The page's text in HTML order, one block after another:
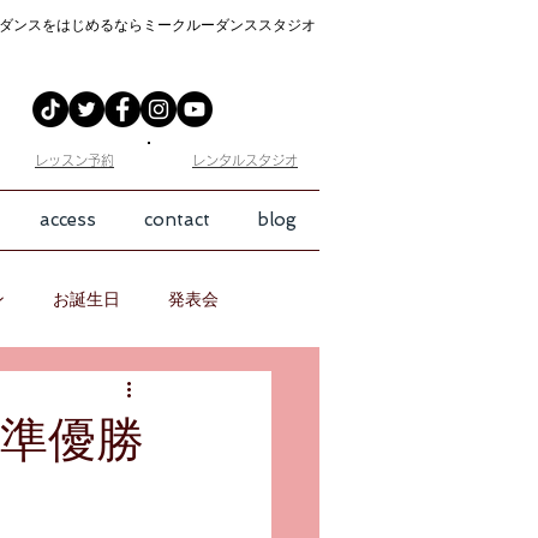
ンスをはじめるなら ミークルーダンススタジオ
​レッスン予約 ​レンタルスタジオ
access contact blog
お誕生日 発表会
優勝